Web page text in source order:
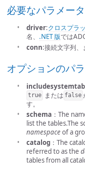
必要なパラメータ
driver:クロスプラ
名、 .NET 版では
conn:接続文字列、
オプションのパ
true または false
す。
schema ：The
list the tables.The
namespaceof a
catalog ：The
referred to as the
tables from all